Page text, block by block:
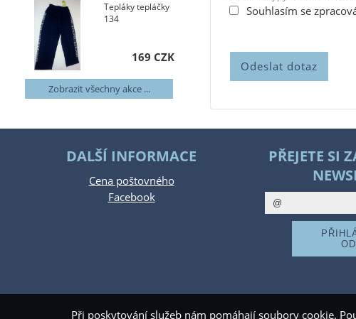
Souhlasím se
Tepláky tepláčky
134
169 CZK
Zobrazit všechny akce ...
DALŠÍ INFORMACE
Cena poštovného
Facebook
PŘEJETE SI
Při poskytování služeb nám pomáhají soubory cookie.